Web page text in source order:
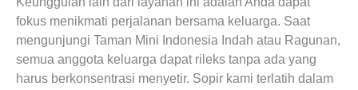
fokus menikmati perjalanan bersama keluarga. Saat
mengunjungi Taman Mini Indonesia Indah atau Ragunan,
semua anggota keluarga dapat rileks tanpa ada yang
harus berkonsentrasi menyetir. Sopir kami terlatih dalam